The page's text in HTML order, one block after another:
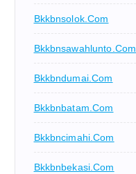
Bkkbnsolok.com
Bkkbnsawahlunto.com
Bkkbndumai.com
Bkkbnbatam.com
Bkkbncimahi.com
Bkkbnbekasi.com